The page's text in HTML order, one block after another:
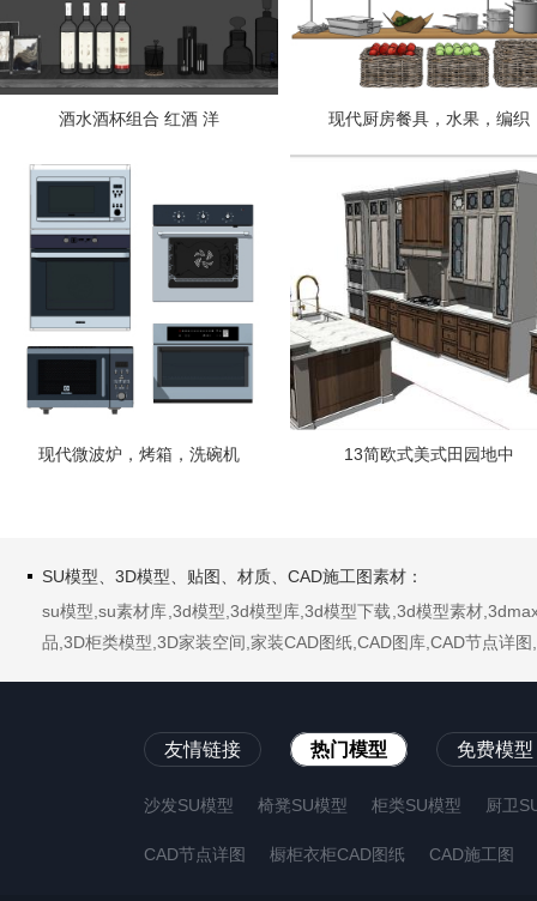
酒水酒杯组合 红酒 洋 现代厨房餐具，水果，编织
现代微波炉，烤箱，洗碗机 13简欧式美式田园地中
SU模型、3D模型、贴图、材质、CAD施工图素材：
su模型,su素材库,3d模型,3d模型库,3d模型下载,3d模型素材
品,3D柜类模型,3D家装空间,家装CAD图纸,CAD图库,CAD节点详
友情链接 热门模型 免费模型
沙发SU模型 椅凳SU模型 柜类SU模型 厨卫
CAD节点详图 橱柜衣柜CAD图纸 CAD施工图